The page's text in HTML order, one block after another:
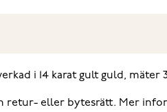
i 14 karat gult guld,
retur- eller bytesrätt. Mer